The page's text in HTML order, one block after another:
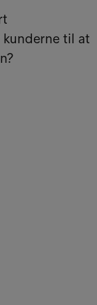
til at